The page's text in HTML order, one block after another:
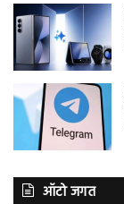
ऑटो जगत